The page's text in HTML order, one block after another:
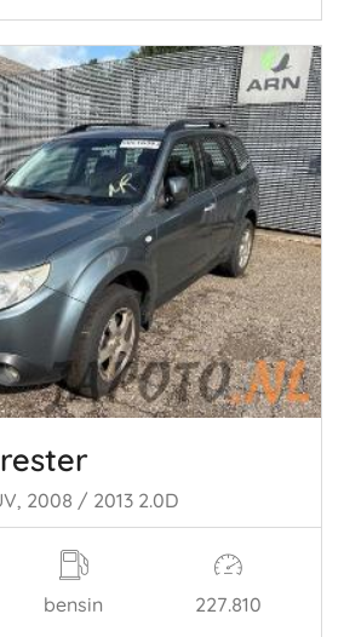
2008 / 2013 2.0D
bensin 227.810